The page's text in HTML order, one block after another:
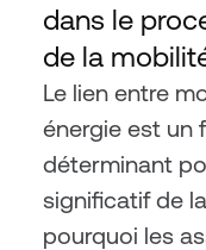
dans le
de la
Le lien entre
énergie est un
déterminant
significatif de
pourquoi les